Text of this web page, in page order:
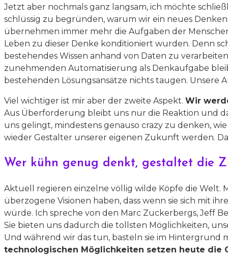
Jetzt aber nochmals ganz langsam, ich möchte
schlüssig zu begründen, warum wir ein neues
übernehmen immer mehr die Aufgaben der
Leben zu dieser Denke konditioniert wurden. Denn
bestehendes Wissen anhand von Daten zu
zunehmenden Automatisierung als Denkaufgabe
bestehenden Lösungsansätze nichts taugen. Unsere
Viel wichtiger ist mir aber der zweite Aspekt. Wir
Aus Überforderung bleibt uns nur die Reaktion und
uns gelingt, mindestens genauso crazy zu denken,
wieder Gestalter unserer eigenen Zukunft werden.
Wer kühn genug denkt, gestaltet die
Aktuell regieren einzelne völlig wilde Köpfe die Welt.
überzogene Visionen haben, dass wenn sie sich mit
würde. Ich spreche von den Marc Zuckerbergs, Jeff
Sie bieten uns dadurch die tollsten Möglichkeiten,
Und während wir das tun, basteln sie im
technologischen Möglichkeiten setzen heute die